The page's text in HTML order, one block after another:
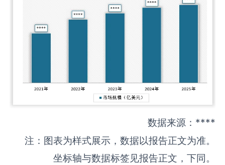
数据来源：****
注：图表为样式展示，数据以报告正文为准。
坐标轴与数据标签见报告正文，下同。